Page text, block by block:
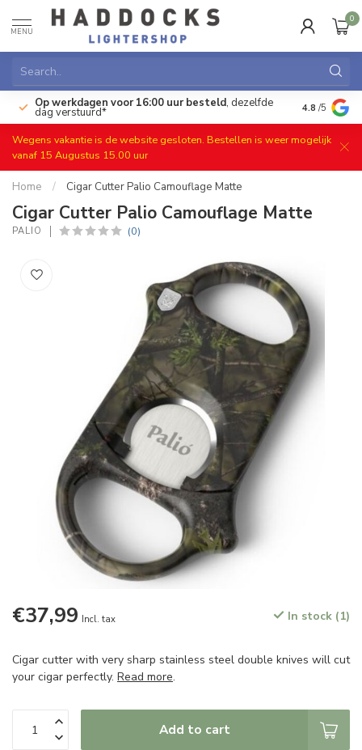
MENU
0
Op werkdagen voor 16:00 uur besteld, dezelfde
dag verstuurd* Gratis
4.8 /5
Wegens vakantie is de website gesloten. Bestellen is weer mogelijk
vanaf 15 Augustus 15.00 uur
Home / Cigar Cutter Palio Camouflage Matte
Cigar Cutter Palio Camouflage Matte
PALIO (0)
€37,99 Incl. tax In stock (1)
​Cigar cutter with very sharp stainless steel double knives will cut
your cigar perfectly. Read more.
Add to cart